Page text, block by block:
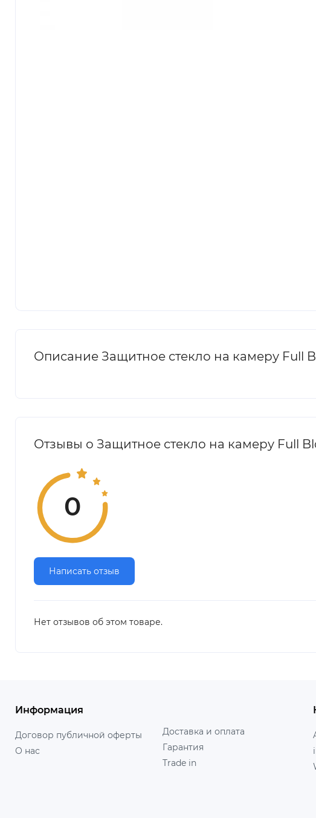
Описание Защитное стекло на камеру Full
Отзывы о Защитное стекло на камеру Full
0
Написать отзыв
Нет отзывов об этом товаре.
Информация
Договор публичной оферты
О нас
Доставка и оплата
Гарантия
Trade in